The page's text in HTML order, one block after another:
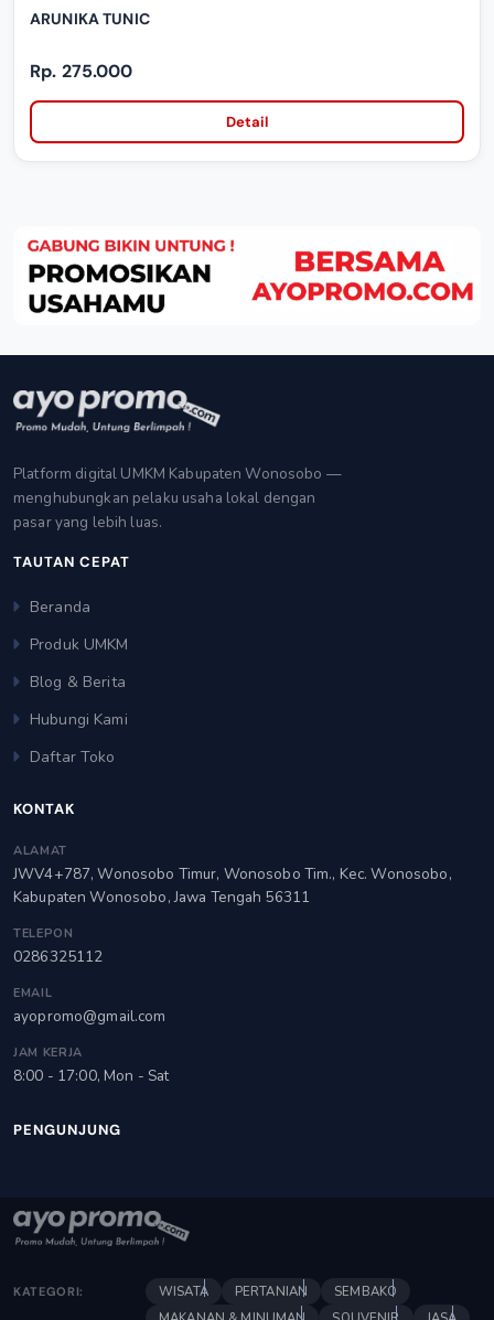
ARUNIKA TUNIC
Rp. 275.000
Detail
Platform digital UMKM Kabupaten Wonosobo —
menghubungkan pelaku usaha lokal dengan
pasar yang lebih luas.
TAUTAN CEPAT
Beranda
Produk UMKM
Blog & Berita
Hubungi Kami
Daftar Toko
KONTAK
ALAMAT
JWV4+787, Wonosobo Timur, Wonosobo Tim., Kec. Wonosobo,
Kabupaten Wonosobo, Jawa Tengah 56311
TELEPON
0286325112
EMAIL
ayopromo@gmail.com
JAM KERJA
8:00 - 17:00, Mon - Sat
PENGUNJUNG
KATEGORI: WISATA PERTANIAN
SEMBAKO